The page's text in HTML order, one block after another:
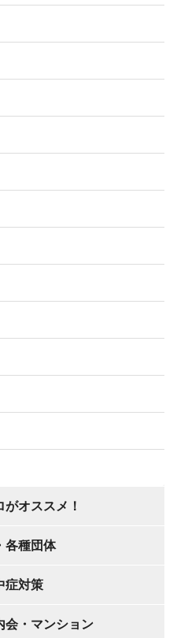
がオススメ！
各種団体
症対策
会・マンション